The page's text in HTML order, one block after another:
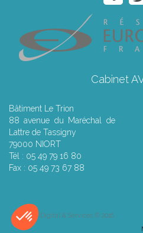
Cabinet
Bâtiment Le Trion
88 avenue du Maréchal de
Lattre de Tassigny
79000 NIORT
Tél : 05 49 79 16 80
Fax : 05 49 73 67 88
Septeo Digital & Services © 2016